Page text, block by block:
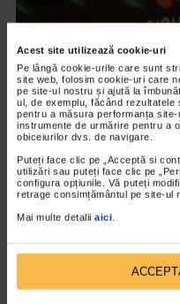
Acest site utilizează cookie-uri
Pe lângă cookie-urile care sunt
site web, folosim cookie-uri care
pe site-ul nostru și ajută la
ul, de exemplu, făcând
pentru a măsura performanța
instrumente de urmărire pentru a
obiceiurilor dvs. de navigare.
Puteți face clic pe „Acceptă si
utilizări sau puteți face clic pe
configura opțiunile. Vă puteți
retrage consimțământul pe site-ul
Mai multe detalii aici.
ARTELE SPECTACOLULUI
Expozitia Martie la
3.777 vizualizari